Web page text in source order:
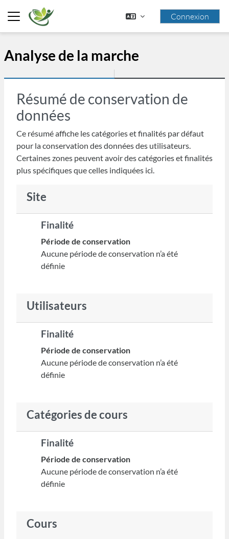
Passer au contenu principal
Panneau latéral
Connexion
Analyse de la marche
Résumé de conservation de
données
Ce résumé affiche les catégories et finalités par défaut
pour la conservation des données des utilisateurs.
Certaines zones peuvent avoir des catégories et finalités
plus spécifiques que celles indiquées ici.
Site
Finalité
Période de conservation
Aucune période de conservation n’a été
définie
Utilisateurs
Finalité
Période de conservation
Aucune période de conservation n’a été
définie
Catégories de cours
Finalité
Période de conservation
Aucune période de conservation n’a été
définie
Cours